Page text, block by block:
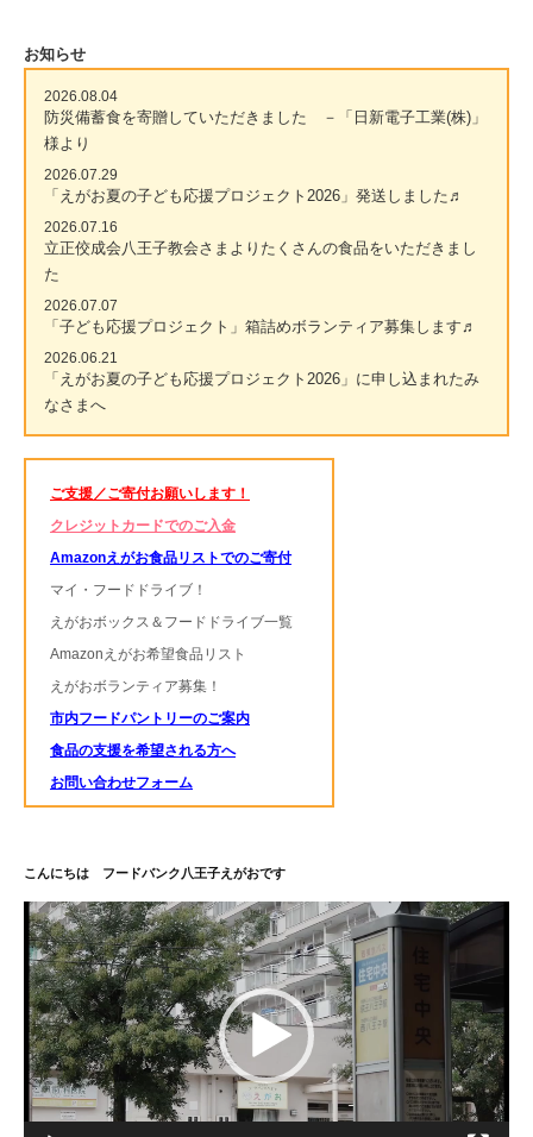
お知らせ
2026.08.04
防災備蓄食を寄贈していただきました －「日新電子工業(株)」
様より
2026.07.29
「えがお夏の子ども応援プロジェクト2026」発送しました♬
2026.07.16
立正佼成会八王子教会さまよりたくさんの食品をいただきまし
た
2026.07.07
「子ども応援プロジェクト」箱詰めボランティア募集します♬
2026.06.21
「えがお夏の子ども応援プロジェクト2026」に申し込まれたみ
なさまへ
ご支援／ご寄付お願いします！
クレジットカードでのご入金
Amazonえがお食品リストでのご寄付
マイ・フードドライブ！
えがおボックス＆フードドライブ一覧
Amazonえがお希望食品リスト
えがおボランティア募集！
市内フードパントリーのご案内
食品の支援を希望される方へ
お問い合わせフォーム
こんにちは フードバンク八王子えがおです
動
画
プ
レ
ー
ヤ
ー